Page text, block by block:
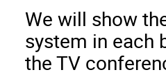
We will show
system in each
the TV